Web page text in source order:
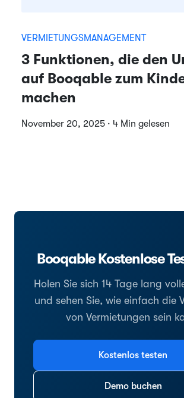
VERMIETUNGSMANAGEMENT
3 Funktionen, die den
auf Booqable zum
machen
November 20, 2025 · 4 Min gelesen
Booqable Kostenlose
Holen Sie sich 14 Tage lang
und sehen Sie, wie einfach die
von Vermietungen sein
Kostenlos testen
Demo buchen